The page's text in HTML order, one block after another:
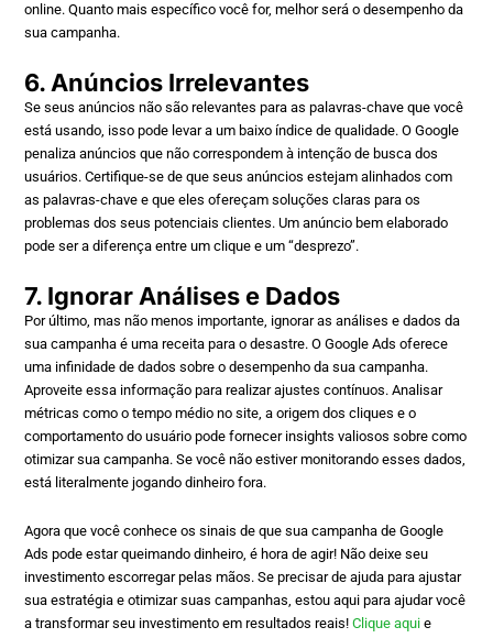
online. Quanto mais específico você for, melhor será o desempenho da
sua campanha.
6. Anúncios Irrelevantes
Se seus anúncios não são relevantes para as palavras-chave que você
está usando, isso pode levar a um baixo índice de qualidade. O Google
penaliza anúncios que não correspondem à intenção de busca dos
usuários. Certifique-se de que seus anúncios estejam alinhados com
as palavras-chave e que eles ofereçam soluções claras para os
problemas dos seus potenciais clientes. Um anúncio bem elaborado
pode ser a diferença entre um clique e um “desprezo”.
7. Ignorar Análises e Dados
Por último, mas não menos importante, ignorar as análises e dados da
sua campanha é uma receita para o desastre. O Google Ads oferece
uma infinidade de dados sobre o desempenho da sua campanha.
Aproveite essa informação para realizar ajustes contínuos. Analisar
métricas como o tempo médio no site, a origem dos cliques e o
comportamento do usuário pode fornecer insights valiosos sobre como
otimizar sua campanha. Se você não estiver monitorando esses dados,
está literalmente jogando dinheiro fora.
Agora que você conhece os sinais de que sua campanha de Google
Ads pode estar queimando dinheiro, é hora de agir! Não deixe seu
investimento escorregar pelas mãos. Se precisar de ajuda para ajustar
sua estratégia e otimizar suas campanhas, estou aqui para ajudar você
a transformar seu investimento em resultados reais!Clique aqui e